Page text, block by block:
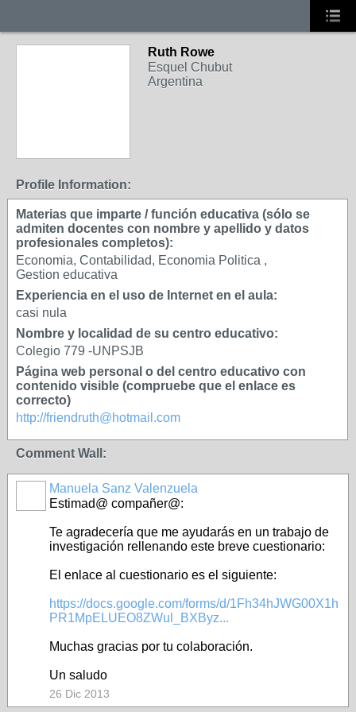
Ruth Rowe
Esquel Chubut
Argentina
Profile Information:
Materias que imparte / función educativa (sólo se
admiten docentes con nombre y apellido y datos
profesionales completos):
Economia, Contabilidad, Economia Politica ,
Gestion educativa
Experiencia en el uso de Internet en el aula:
casi nula
Nombre y localidad de su centro educativo:
Colegio 779 -UNPSJB
Página web personal o del centro educativo con
contenido visible (compruebe que el enlace es
correcto)
http://friendruth@hotmail.com
Comment Wall:
Manuela Sanz Valenzuela
Estimad@ compañer@:
Te agradecería que me ayudarás en un trabajo de
investigación rellenando este breve cuestionario:
El enlace al cuestionario es el siguiente:
https://docs.google.com/forms/d/1Fh34hJWG00X1h
PR1MpELUEO8ZWul_BXByz...
Muchas gracias por tu colaboración.
Un saludo
26 Dic 2013